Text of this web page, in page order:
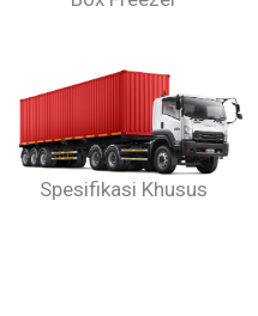
Spesifikasi Khusus